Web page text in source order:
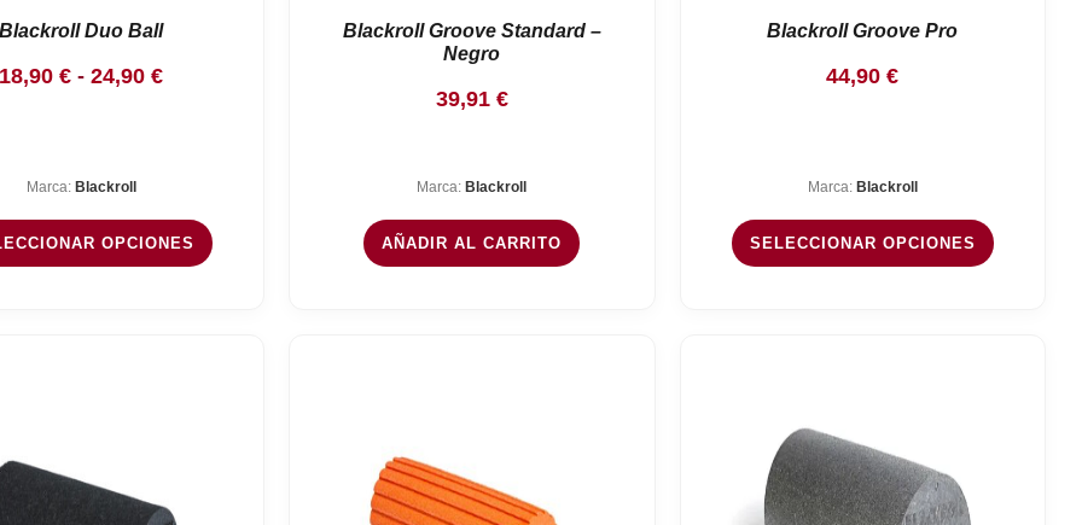
Blackroll Duo Ball
18,90€ - 24,90€Rango
hasta
24,90 €
Marca: Blackroll
OPCIONES
Blackroll Groove Standard –
Negro
39,91 €
Marca: Blackroll
AÑADIR AL CARRITO
Blackroll Groove Pro
44,90€
Marca: Blackroll
SELECCIONAR OPCIONES